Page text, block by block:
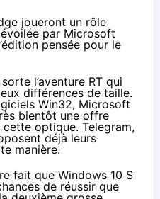
joueront un rôle
par Microsoft
pensée pour le
l’aventure RT qui
différences de taille.
Win32, Microsoft
bientôt une offre
cette optique. Telegram,
déjà leurs
manière.
fait que Windows 10 S
de réussir que